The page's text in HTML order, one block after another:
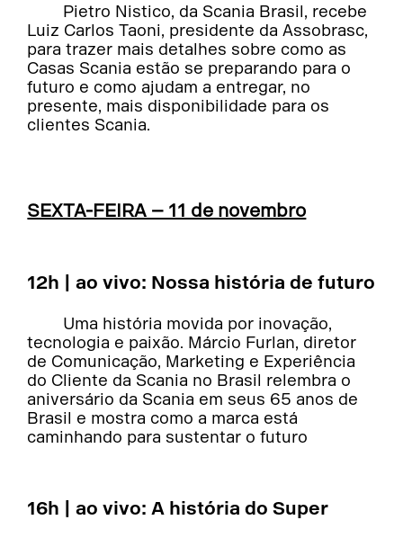
Pietro Nistico, da Scania Brasil, recebe
Luiz Carlos Taoni, presidente da Assobrasc,
para trazer mais detalhes sobre como as
Casas Scania estão se preparando para o
futuro e como ajudam a entregar, no
presente, mais disponibilidade para os
clientes Scania.
SEXTA-FEIRA – 11 de novembro
12h | ao vivo: Nossa história de futuro
Uma história movida por inovação,
tecnologia e paixão. Márcio Furlan, diretor
de Comunicação, Marketing e Experiência
do Cliente da Scania no Brasil relembra o
aniversário da Scania em seus 65 anos de
Brasil e mostra como a marca está
caminhando para sustentar o futuro
16h | ao vivo: A história do Super